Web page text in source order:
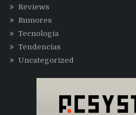
Reviews
Rumores
Tecnología
Tendencias
Uncategorized